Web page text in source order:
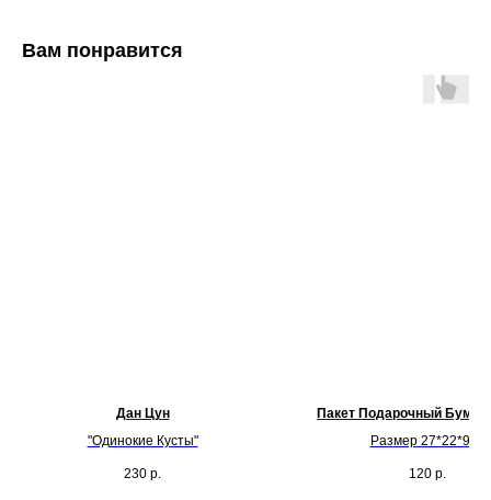
Вам понравится
Дан Цун
"Одинокие Кусты"
230 р.
Пакет Подарочный
Размер 27*22*9см
120 р.